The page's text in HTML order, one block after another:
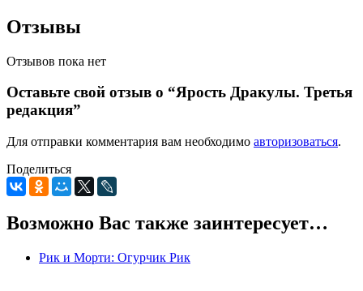
Отзывы
Отзывов пока нет
Оставьте свой отзыв о “Ярость Дракулы. Третья
редакция”
Для отправки комментария вам необходимо авторизоваться.
Поделиться
Возможно Вас также заинтересует…
Рик и Морти: Огурчик Рик